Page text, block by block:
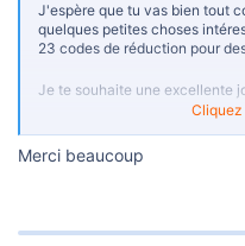
J'espère que tu vas bien tout
quelques petites choses
23 codes de réduction pour
Je te souhaite une excellente
TU VEUX VOIR LES CODES?
Cliquez
Merci beaucoup